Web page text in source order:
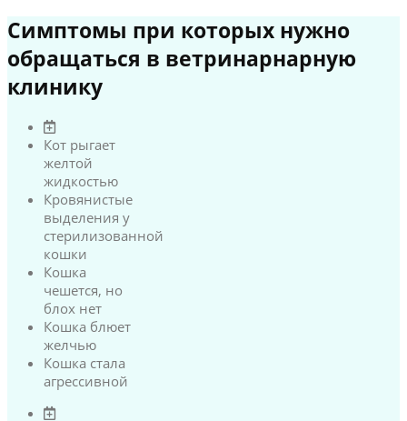
Симптомы при которых нужно
обращаться в ветринарнарную
клинику
Кот рыгает
желтой
жидкостью
Кровянистые
выделения у
стерилизованной
кошки
Кошка
чешется, но
блох нет
Кошка блюет
желчью
Кошка стала
агрессивной